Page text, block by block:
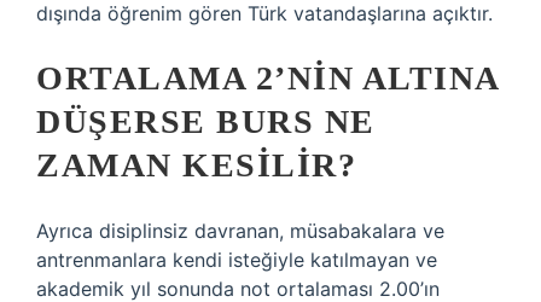
dışında öğrenim gören Türk vatandaşlarına açıktır.
ORTALAMA 2’NIN ALTINA
DÜŞERSE BURS NE
ZAMAN KESILIR?
Ayrıca disiplinsiz davranan, müsabakalara ve
antrenmanlara kendi isteğiyle katılmayan ve
akademik yıl sonunda not ortalaması 2.00’ın